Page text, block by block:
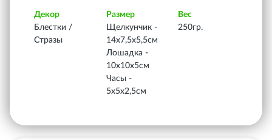
Декор
Блестки /
Стразы
Размер
Щелкунчик -
14х7,5х5,5см
Лошадка -
10х10х5см
Часы -
5х5х2,5см
Вес
250гр.